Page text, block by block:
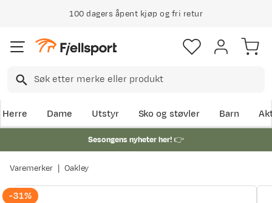
100 dagers åpent kjøp og fri retur
Herre Dame Utstyr Sko og støvler Barn
Sesongens nyheter her!👉
Varemerker Oakley
-31%